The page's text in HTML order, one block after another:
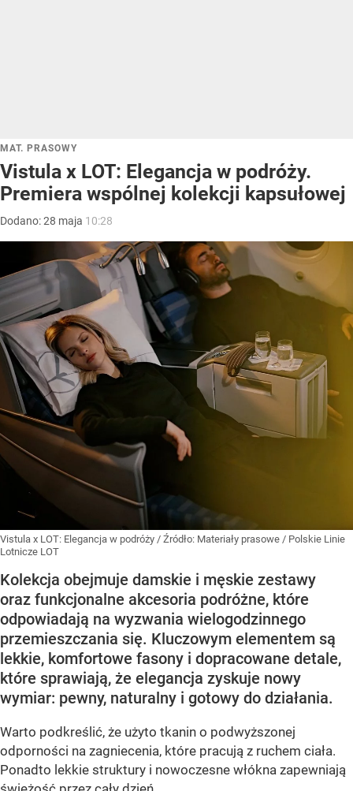
MAT. PRASOWY
Vistula x LOT: Elegancja w podróży.
Premiera wspólnej kolekcji kapsułowej
Dodano:28 maja 10:28
Vistula x LOT: Elegancja w podróży / Źródło: Materiały prasowe / Polskie Linie
Lotnicze LOT
Kolekcja obejmuje damskie i męskie zestawy
oraz funkcjonalne akcesoria podróżne, które
odpowiadają na wyzwania wielogodzinnego
przemieszczania się. Kluczowym elementem są
lekkie, komfortowe fasony i dopracowane detale,
które sprawiają, że elegancja zyskuje nowy
wymiar: pewny, naturalny i gotowy do działania.
Warto podkreślić, że użyto tkanin o podwyższonej
odporności na zagniecenia, które pracują z ruchem ciała.
Ponadto lekkie struktury i nowoczesne włókna zapewniają